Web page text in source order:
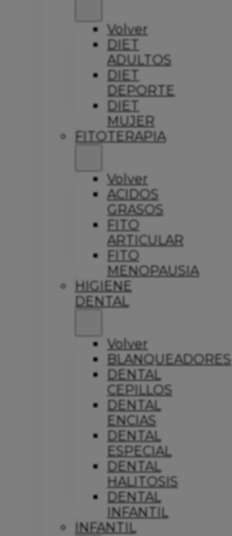
Volver
DIET
ADULTOS
DIET
DEPORTE
DIET
MUJER
FITOTERAPIA
Volver
ACIDOS
GRASOS
FITO
ARTICULAR
FITO
MENOPAUSIA
HIGIENE
DENTAL
Volver
BLANQUEADORES
DENTAL
CEPILLOS
DENTAL
ENCIAS
DENTAL
ESPECIAL
DENTAL
HALITOSIS
DENTAL
INFANTIL
INFANTIL